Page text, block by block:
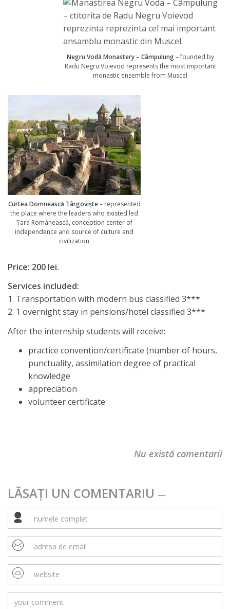
Negru Vodă Monastery – Câmpulung– founded by
Radu Negru Voievod represents the most important
monastic ensemble from Muscel
Curtea Domnească Târgoviște– represented
the place where the leaders who existed led
Țara Românească, conception center of
independence and source of culture and
civilization
Price: 200 lei.
Services included:
1. Transportation with modern bus classified 3***
2. 1 overnight stay in pensions/hotel classified 3***
After the internship students will receive:
practice convention/certificate (number of hours,
punctuality, assimilation degree of practical
knowledge
appreciation
volunteer certificate
Nu există comentarii
LĂSAȚI UN COMENTARIU